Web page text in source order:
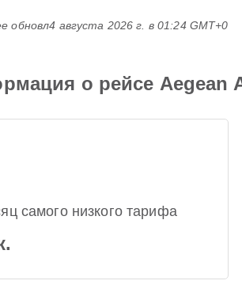
обновл4 августа 2026 г. в 01:24 GMT+0
о рейсе Aegean
самого низкого тарифа